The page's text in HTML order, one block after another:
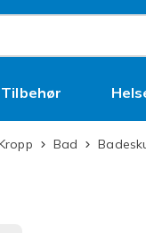
Kropp Bad